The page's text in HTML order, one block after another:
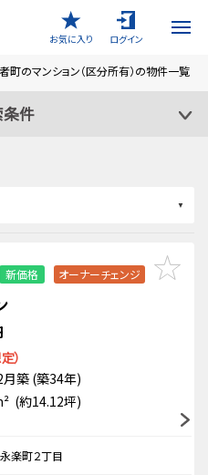
お気に入り
ログイン
のマンション（区分所有）の物件一覧
件
新価格 オーナーチェンジ
）
月築 (築34年)
(約14.12坪)
楽町２丁目